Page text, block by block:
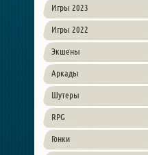
Игры 2023
Игры 2022
Экшены
Аркады
Шутеры
RPG
Гонки